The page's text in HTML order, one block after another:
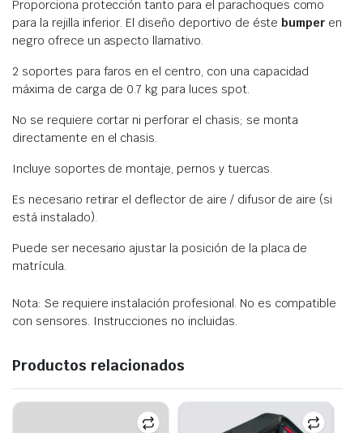
Proporciona protección tanto para el parachoques como
para la rejilla inferior. El diseño deportivo de éstebumper en
negro ofrece un aspecto llamativo.
2 soportes para faros en el centro, con una capacidad
máxima de carga de 0.7 kg para luces spot.
No se requiere cortar ni perforar el chasis; se monta
directamente en el chasis.
Incluye soportes de montaje, pernos y tuercas.
Es necesario retirar el deflector de aire / difusor de aire (si
está instalado).
Puede ser necesario ajustar la posición de la placa de
matrícula.
Nota: Se requiere instalación profesional. No es compatible
con sensores. Instrucciones no incluidas.
Productos relacionados